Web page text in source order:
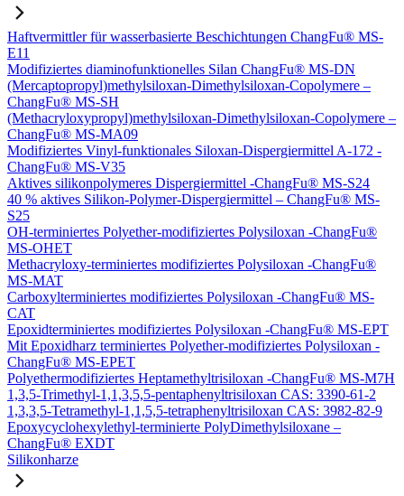
Haftvermittler für wasserbasierte Beschichtungen ChangFu® MS-
E11
Modifiziertes diaminofunktionelles Silan ChangFu® MS-DN
(Mercaptopropyl)methylsiloxan-Dimethylsiloxan-Copolymere –
ChangFu® MS-SH
(Methacryloxypropyl)methylsiloxan-Dimethylsiloxan-Copolymere –
ChangFu® MS-MA09
Modifiziertes Vinyl-funktionales Siloxan-Dispergiermittel A-172 -
ChangFu® MS-V35
Aktives silikonpolymeres Dispergiermittel -ChangFu® MS-S24
40 % aktives Silikon-Polymer-Dispergiermittel – ChangFu® MS-
S25
OH-terminiertes Polyether-modifiziertes Polysiloxan -ChangFu®
MS-OHET
Methacryloxy-terminiertes modifiziertes Polysiloxan -ChangFu®
MS-MAT
Carboxylterminiertes modifiziertes Polysiloxan -ChangFu® MS-
CAT
Epoxidterminiertes modifiziertes Polysiloxan -ChangFu® MS-EPT
Mit Epoxidharz terminiertes Polyether-modifiziertes Polysiloxan -
ChangFu® MS-EPET
Polyethermodifiziertes Heptamethyltrisiloxan -ChangFu® MS-M7H
1,3,5-Trimethyl-1,1,3,5,5-pentaphenyltrisiloxan CAS: 3390-61-2
1,3,3,5-Tetramethyl-1,1,5,5-tetraphenyltrisiloxan CAS: 3982-82-9
Epoxycyclohexylethyl-terminierte PolyDimethylsiloxane –
ChangFu® EXDT
Silikonharze